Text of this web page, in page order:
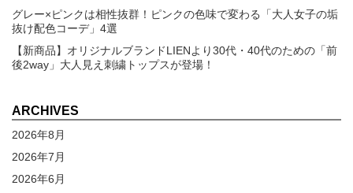
グレー×ピンクは相性抜群！ピンクの色味で変わる「大人女子の垢
抜け配色コーデ」4選
【新商品】オリジナルブランドLIENより30代・40代のための「前
後2way」大人見え刺繍トップスが登場！
ARCHIVES
2026年8月
2026年7月
2026年6月